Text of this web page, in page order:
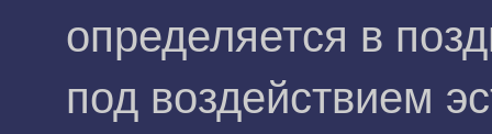
определяется в
под воздействием